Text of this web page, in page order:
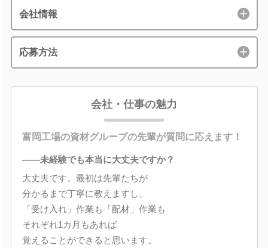
会社情報
応募方法
会社・仕事の魅力
富岡工場の資材グループの先輩が質問に応えます！
――未経験でも本当に大丈夫ですか？
大丈夫です。最初は先輩たちが
分かるまで丁寧に教えますし、
「受け入れ」作業も「配材」作業も
それぞれ1カ月もあれば
覚えることができると思います。